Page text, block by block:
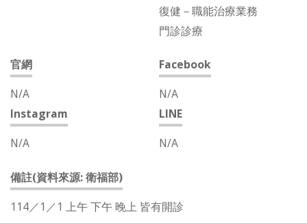
復健－職能治療業務
門診診療
官網
N/A
Facebook
N/A
Instagram
N/A
LINE
N/A
備註(資料來源: 衛福部)
114／1／1 上午 下午 晚上 皆有開診